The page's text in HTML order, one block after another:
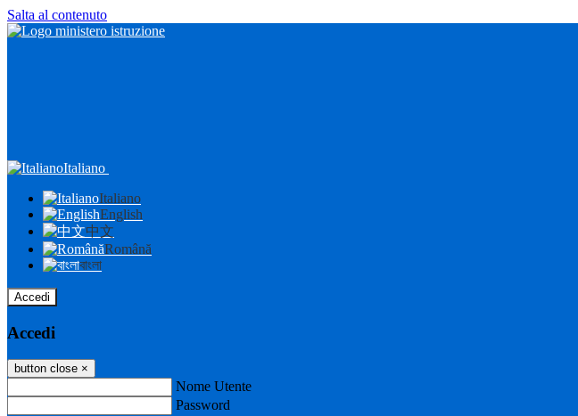
Salta al contenuto
Italiano
Italiano
English
中文
Română
বাংলা
Accedi
Accedi
button close ×
Nome Utente
Password